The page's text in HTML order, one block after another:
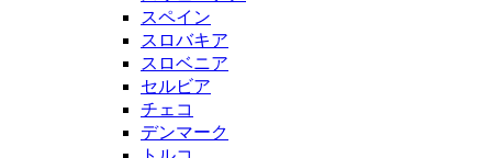
スペイン
スロバキア
スロベニア
セルビア
チェコ
デンマーク